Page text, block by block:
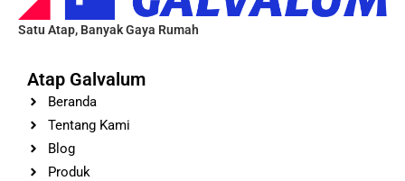
Satu Atap, Banyak Gaya Rumah
Atap Galvalum
Beranda
Tentang Kami
Blog
Produk